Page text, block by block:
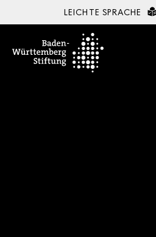
Zum Inhalt springen
LEICHTE SPRACHE